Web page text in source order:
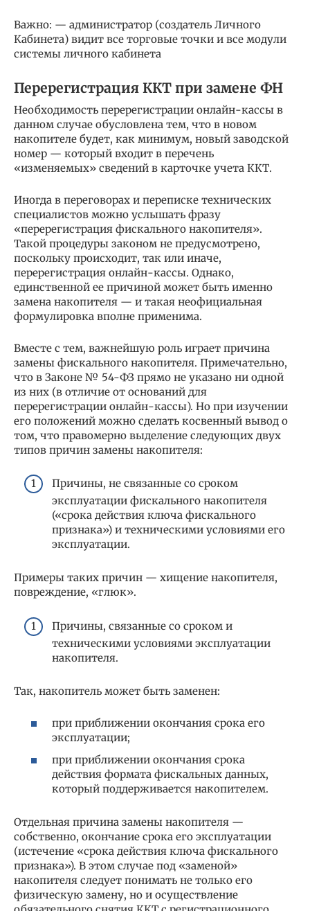
Важно: — администратор (создатель Личного
Кабинета) видит все торговые точки и все модули
системы личного кабинета
Перерегистрация ККТ при замене ФН
Необходимость перерегистрации онлайн-кассы в
данном случае обусловлена тем, что в новом
накопителе будет, как минимум, новый заводской
номер — который входит в перечень
«изменяемых» сведений в карточке учета ККТ.
Иногда в переговорах и переписке технических
специалистов можно услышать фразу
«перерегистрация фискального накопителя».
Такой процедуры законом не предусмотрено,
поскольку происходит, так или иначе,
перерегистрация онлайн-кассы. Однако,
единственной ее причиной может быть именно
замена накопителя — и такая неофициальная
формулировка вполне применима.
Вместе с тем, важнейшую роль играет причина
замены фискального накопителя. Примечательно,
что в Законе № 54-ФЗ прямо не указано ни одной
из них (в отличие от оснований для
перерегистрации онлайн-кассы). Но при изучении
его положений можно сделать косвенный вывод о
том, что правомерно выделение следующих двух
типов причин замены накопителя:
Причины, не связанные со сроком
эксплуатации фискального накопителя
(«срока действия ключа фискального
признака») и техническими условиями его
эксплуатации.
Примеры таких причин — хищение накопителя,
повреждение, «глюк».
Причины, связанные со сроком и
техническими условиями эксплуатации
накопителя.
Так, накопитель может быть заменен:
при приближении окончания срока его
эксплуатации;
при приближении окончания срока
действия формата фискальных данных,
который поддерживается накопителем.
Отдельная причина замены накопителя —
собственно, окончание срока его эксплуатации
(истечение «срока действия ключа фискального
признака»). В этом случае под «заменой»
накопителя следует понимать не только его
физическую замену, но и осуществление